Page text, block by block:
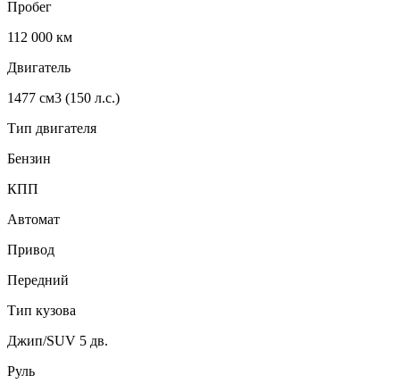
Пробег
112 000 км
Двигатель
1477 см3 (150 л.с.)
Тип двигателя
Бензин
КПП
Автомат
Привод
Передний
Тип кузова
Джип/SUV 5 дв.
Руль